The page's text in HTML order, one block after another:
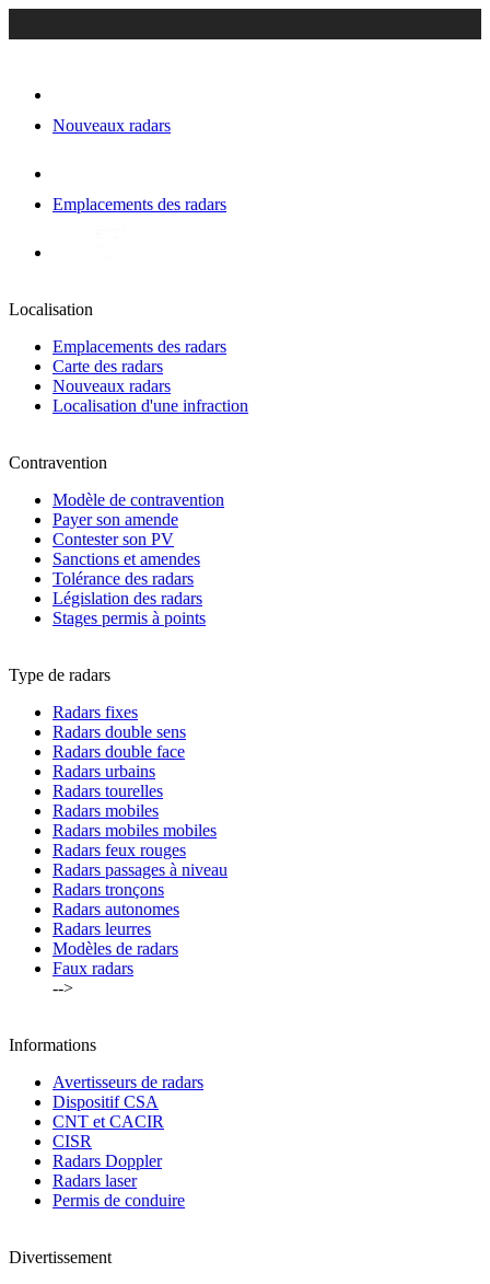
Nouveaux radars
Emplacements des radars
Localisation
Emplacements des radars
Carte des radars
Nouveaux radars
Localisation d'une infraction
Contravention
Modèle de contravention
Payer son amende
Contester son PV
Sanctions et amendes
Tolérance des radars
Législation des radars
Stages permis à points
Type de radars
Radars fixes
Radars double sens
Radars double face
Radars urbains
Radars tourelles
Radars mobiles
Radars mobiles mobiles
Radars feux rouges
Radars passages à niveau
Radars tronçons
Radars autonomes
Radars leurres
Modèles de radars
Faux radars
-->
Informations
Avertisseurs de radars
Dispositif CSA
CNT et CACIR
CISR
Radars Doppler
Radars laser
Permis de conduire
Divertissement